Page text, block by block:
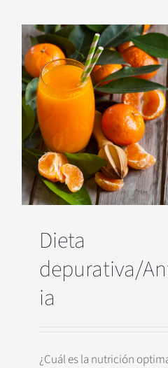
Dieta
depurativa/
ia
¿Cuál es la nutrición